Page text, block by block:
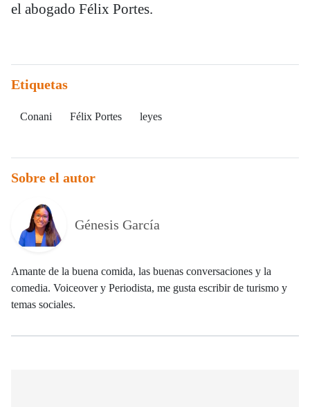
el abogado Félix Portes.
Etiquetas
Conani Félix Portes leyes
Sobre el autor
Génesis García
Amante de la buena comida, las buenas conversaciones y la
comedia. Voiceover y Periodista, me gusta escribir de turismo y
temas sociales.